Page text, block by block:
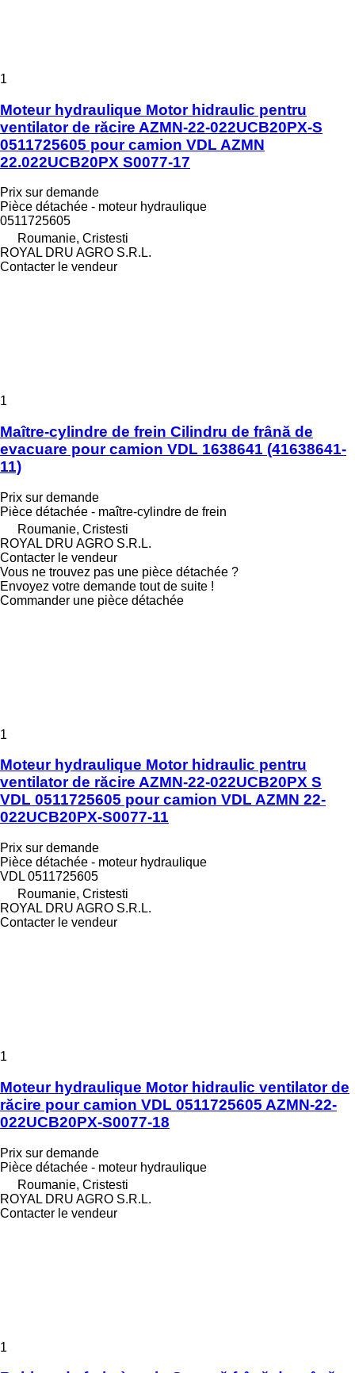
1
Moteur hydraulique Motor hidraulic pentru
ventilator de răcire AZMN-22-022UCB20PX-S
0511725605 pour camion VDL AZMN
22.022UCB20PX S0077-17
Prix sur demande
Pièce détachée - moteur hydraulique
0511725605
Roumanie, Cristesti
ROYAL DRU AGRO S.R.L.
Contacter le vendeur
1
Maître-cylindre de frein Cilindru de frână de
evacuare pour camion VDL 1638641 (41638641-
11)
Prix sur demande
Pièce détachée - maître-cylindre de frein
Roumanie, Cristesti
ROYAL DRU AGRO S.R.L.
Contacter le vendeur
Vous ne trouvez pas une pièce détachée ?
Envoyez votre demande tout de suite !
Commander une pièce détachée
1
Moteur hydraulique Motor hidraulic pentru
ventilator de răcire AZMN-22-022UCB20PX S
VDL 0511725605 pour camion VDL AZMN 22-
022UCB20PX-S0077-11
Prix sur demande
Pièce détachée - moteur hydraulique
VDL 0511725605
Roumanie, Cristesti
ROYAL DRU AGRO S.R.L.
Contacter le vendeur
1
Moteur hydraulique Motor hidraulic ventilator de
răcire pour camion VDL 0511725605 AZMN-22-
022UCB20PX-S0077-18
Prix sur demande
Pièce détachée - moteur hydraulique
Roumanie, Cristesti
ROYAL DRU AGRO S.R.L.
Contacter le vendeur
1